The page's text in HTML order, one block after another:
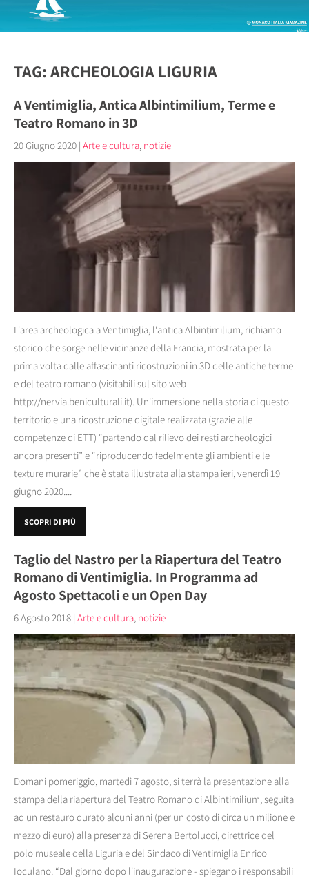
TAG: ARCHEOLOGIA LIGURIA
A Ventimiglia, Antica Albintimilium, Terme e
Teatro Romano in 3D
20 Giugno 2020 | Arte e cultura, notizie
L'area archeologica a Ventimiglia, l'antica Albintimilium, richiamo
storico che sorge nelle vicinanze della Francia, mostrata per la
prima volta dalle affascinanti ricostruzioni in 3D delle antiche terme
e del teatro romano (visitabili sul sito web
http://nervia.beniculturali.it). Un'immersione nella storia di questo
territorio e una ricostruzione digitale realizzata (grazie alle
competenze di ETT) “partendo dal rilievo dei resti archeologici
ancora presenti” e “riproducendo fedelmente gli ambienti e le
texture murarie” che è stata illustrata alla stampa ieri, venerdì 19
giugno 2020....
SCOPRI DI PIÙ
Taglio del Nastro per la Riapertura del Teatro
Romano di Ventimiglia. In Programma ad
Agosto Spettacoli e un Open Day
6 Agosto 2018 | Arte e cultura, notizie
Domani pomeriggio, martedì 7 agosto, si terrà la presentazione alla
stampa della riapertura del Teatro Romano di Albintimilium, seguita
ad un restauro durato alcuni anni (per un costo di circa un milione e
mezzo di euro) alla presenza di Serena Bertolucci, direttrice del
polo museale della Liguria e del Sindaco di Ventimiglia Enrico
Ioculano. “Dal giorno dopo l'inaugurazione - spiegano i responsabili